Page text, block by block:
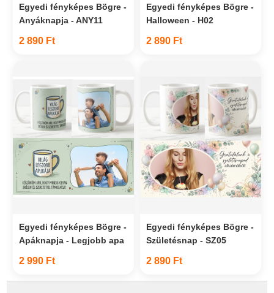
Egyedi fényképes Bögre -
Anyáknapja - ANY11
2 890 Ft
Egyedi fényképes Bögre -
Halloween - H02
2 890 Ft
Egyedi fényképes Bögre -
Apáknapja - Legjobb apa
2 990 Ft
Egyedi fényképes Bögre -
Születésnap - SZ05
2 890 Ft